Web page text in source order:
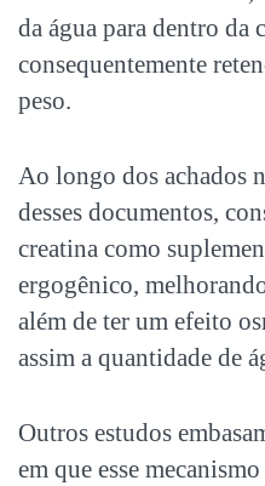
da água para dentro da
consequentemente
peso.
Ao longo dos achados
desses documentos,
creatina como
ergogênico,
além de ter um efeito
assim a quantidade de
Outros estudos
em que esse